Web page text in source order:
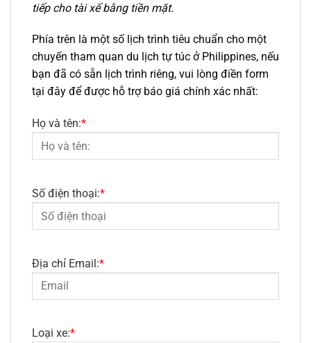
tiếp cho tài xế bằng tiền mặt.
Phía trên là một số lịch trình tiêu chuẩn cho một
chuyến tham quan du lịch tự túc ở Philippines, nếu
bạn đã có sẵn lịch trình riêng, vui lòng điền form
tại đây để được hỗ trợ báo giá chính xác nhất:
Họ và tên:*
Số điện thoại:*
Địa chỉ Email:*
Loại xe:*